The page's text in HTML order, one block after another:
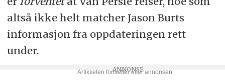
altså ikke helt matcher Jason Burts
informasjon fra oppdateringen rett
under.